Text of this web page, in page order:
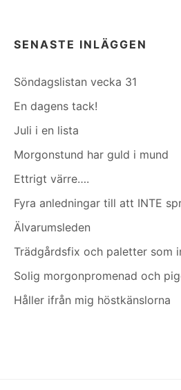
SENASTE INLÄGGEN
Söndagslistan vecka 31
En dagens tack!
Juli i en lista
Morgonstund har guld i mund
Ettrigt värre….
Fyra anledningar till att INTE
Älvarumsleden
Trädgårdsfix och paletter som
Solig morgonpromenad och
Håller ifrån mig höstkänslorna